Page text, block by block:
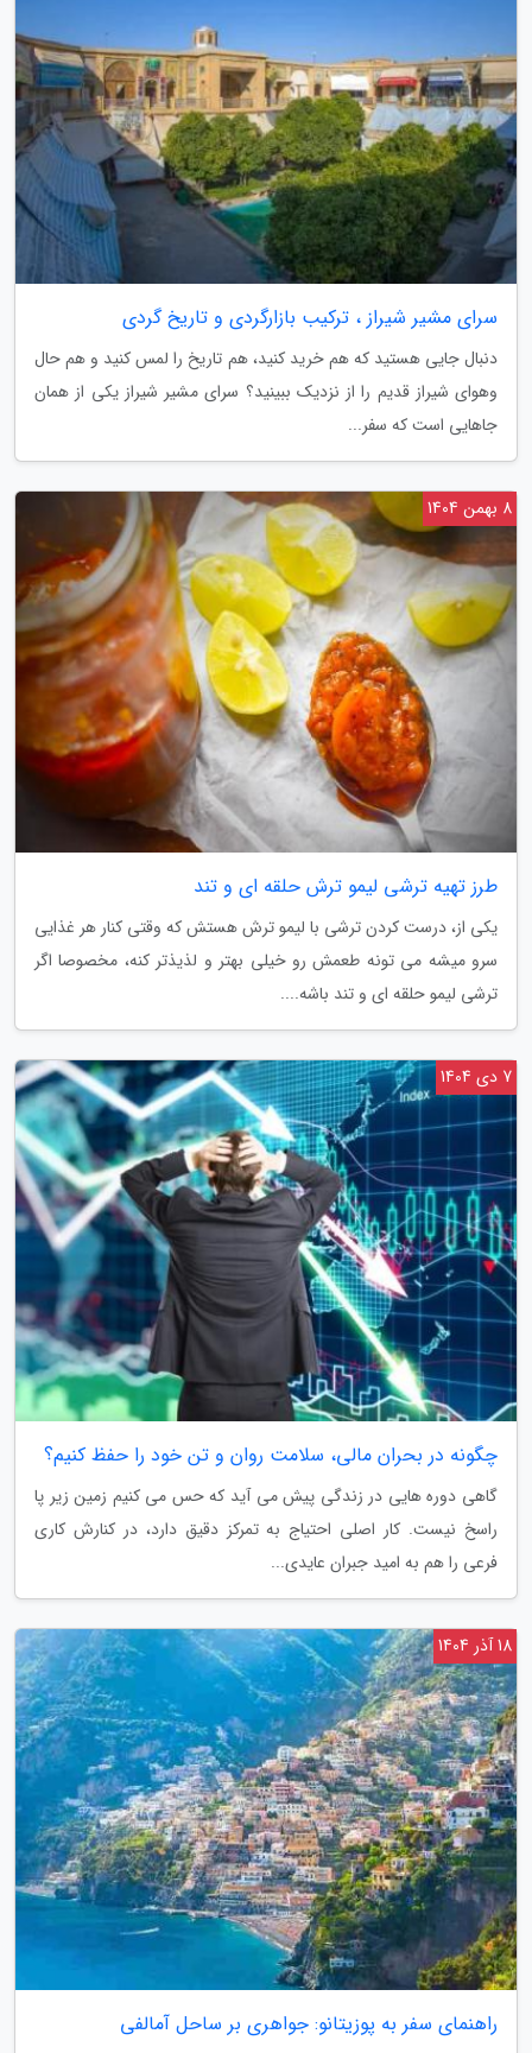
سرای مشیر شیراز ، ترکیب بازارگردی و تاریخ گردی
دنبال جایی هستید که هم خرید کنید، هم تاریخ را لمس کنید و هم حال
وهوای شیراز قدیم را از نزدیک ببینید؟ سرای مشیر شیراز یکی از همان
جاهایی است که سفر...
طرز تهیه ترشی لیمو ترش حلقه ای و تند
یکی از، درست کردن ترشی با لیمو ترش هستش که وقتی کنار هر غذایی
سرو میشه می تونه طعمش رو خیلی بهتر و لذیذتر کنه، مخصوصا اگر
ترشی لیمو حلقه ای و تند باشه....
8 بهمن 1404
چگونه در بحران مالی، سلامت روان و تن خود را حفظ کنیم؟
گاهی دوره هایی در زندگی پیش می آید که حس می کنیم زمین زیر پا
راسخ نیست. کار اصلی احتیاج به تمرکز دقیق دارد، در کنارش کاری
فرعی را هم به امید جبران عایدی...
7 دی 1404
راهنمای سفر به پوزیتانو: جواهری بر ساحل آمالفی
18 آذر 1404